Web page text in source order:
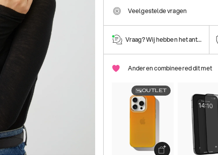
Veelgestelde vragen
Vraag? Wij hebben het antwoord!
Anderen combineered dit met
OUTLET